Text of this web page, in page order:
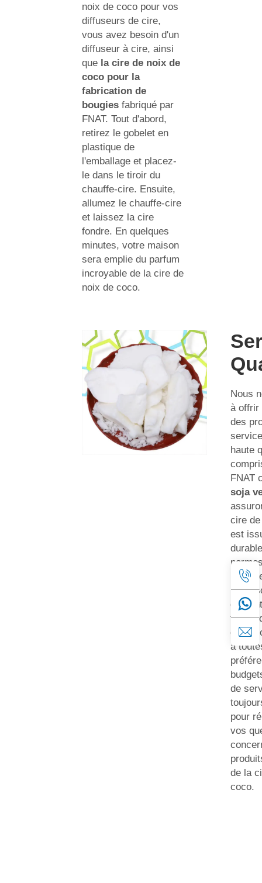
noix de coco pour vos
diffuseurs de cire,
vous avez besoin d'un
diffuseur à cire, ainsi
que la cire de noix de
coco pour la
fabrication de
bougies fabriqué par
FNAT. Tout d'abord,
retirez le gobelet en
plastique de
l'emballage et placez-
le dans le tiroir du
chauffe-cire. Ensuite,
allumez le chauffe-cire
et laissez la cire
fondre. En quelques
minutes, votre maison
sera emplie du parfum
incroyable de la cire de
noix de coco.
Nous
à offrir
des
haute
FNAT
soja
cire
est
plus
de
tailles
de
à
de
pour
vos
de la
coco.